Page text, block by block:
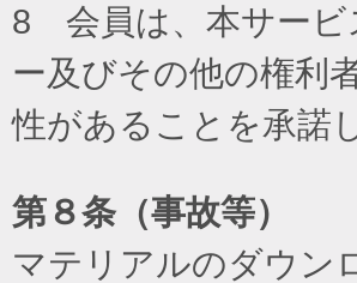
8 会員は、本サービ
ー及びその他の権利
性があることを承諾
第８条（事故等）
マテリアルのダウン